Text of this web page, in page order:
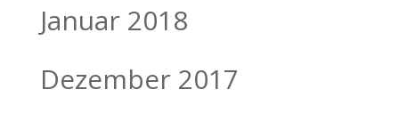
Januar 2018
Dezember 2017